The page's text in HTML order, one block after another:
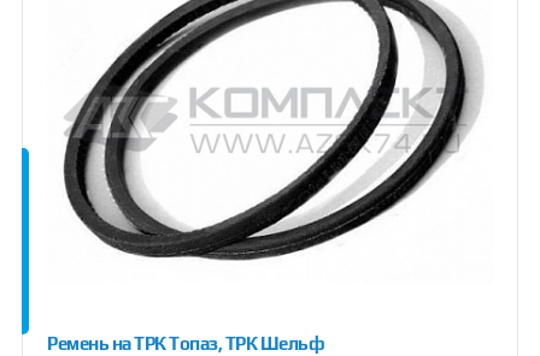
Ремень на ТРК Топаз, ТРК Шельф